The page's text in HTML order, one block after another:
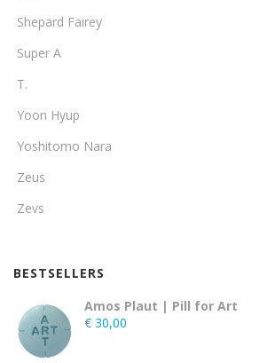
Shepard Fairey
Super A
T.
Yoon Hyup
Yoshitomo Nara
Zeus
Zevs
BESTSELLERS
Amos Plaut | Pill for Art
€ 30,00